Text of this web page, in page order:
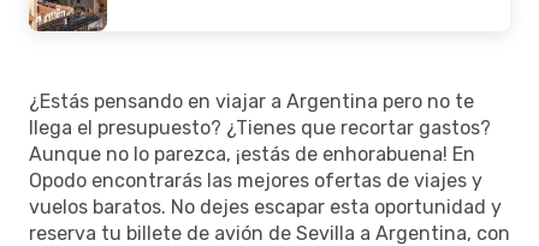
¿Estás pensando en viajar a Argentina pero no te
llega el presupuesto? ¿Tienes que recortar gastos?
Aunque no lo parezca, ¡estás de enhorabuena! En
Opodo encontrarás las mejores ofertas de viajes y
vuelos baratos. No dejes escapar esta oportunidad y
reserva tu billete de avión de Sevilla a Argentina, con